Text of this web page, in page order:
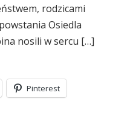
rodzicami
Osiedla
nosili w sercu […]
Pinterest